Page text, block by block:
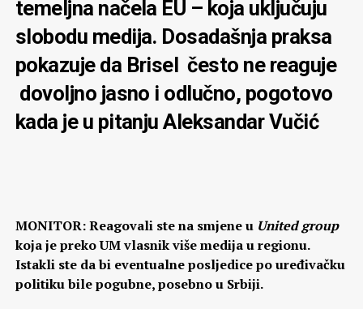
temeljna načela EU – koja uključuju
slobodu medija. Dosadašnja praksa
pokazuje da Brisel često ne reaguje
dovoljno jasno i odlučno, pogotovo
kada je u pitanju Aleksandar Vučić
MONITOR: Reagovali ste na smjene u United group
koja je preko UM vlasnik više medija u regionu.
Istakli ste da bi eventualne posljedice po uređivačku
politiku bile pogubne, posebno u Srbiji.